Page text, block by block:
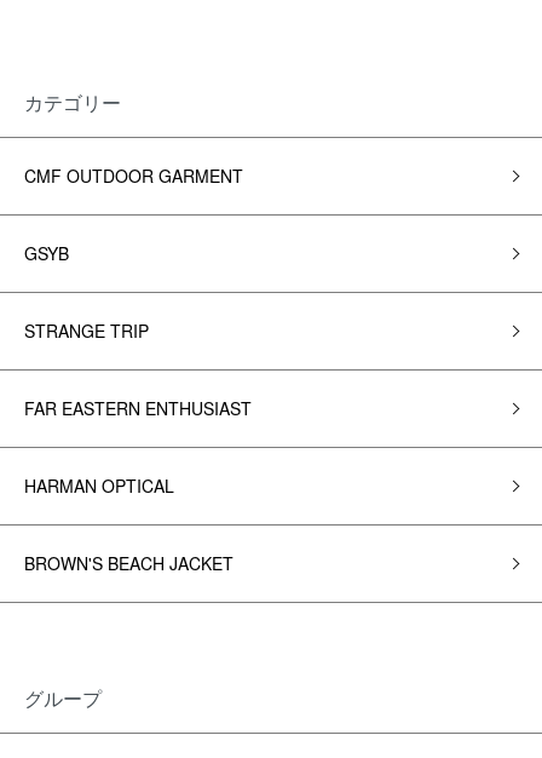
カテゴリー
CMF OUTDOOR GARMENT
GSYB
STRANGE TRIP
FAR EASTERN ENTHUSIAST
HARMAN OPTICAL
BROWN'S BEACH JACKET
グループ